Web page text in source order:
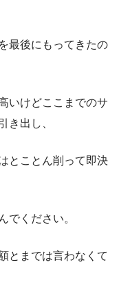
最後にもってきたの
いけどここまでのサ
き出し、
とことん削って即決
でください。
とまでは言わなくて